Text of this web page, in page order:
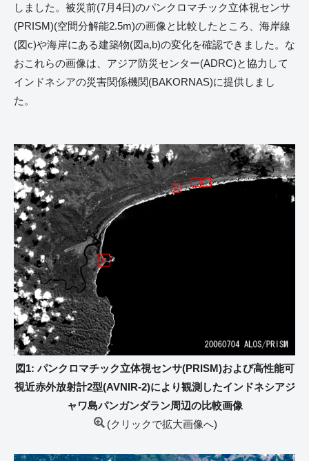
しました。被災前(7月4日)のパンクロマチック立体視センサ
(PRISM)(空間分解能2.5m)の画像と比較したところ、海岸線
(図c)や海岸にある建築物(図a,b)の変化を確認できました。な
おこれらの画像は、アジア防災センター(ADRC)と協力して
インドネシアの災害関係機関(BAKORNAS)に提供しまし
た。
図1: パンクロマチック立体視センサ(PRISM)および高性能可
視近赤外放射計2型(AVNIR-2)により観測したインドネシアジ
ャワ島パンガンダラン周辺の比較画像
(クリックで拡大画像へ)